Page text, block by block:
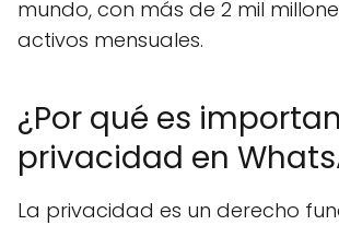
mundo, con más de 2 mil
activos mensuales.
¿Por qué es
privacidad en
La privacidad es un derecho